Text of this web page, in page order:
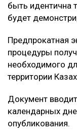
быть идентична
будет
Предпрокатная
процедуры
необходимого
территории
Документ
календарных
опубликования.